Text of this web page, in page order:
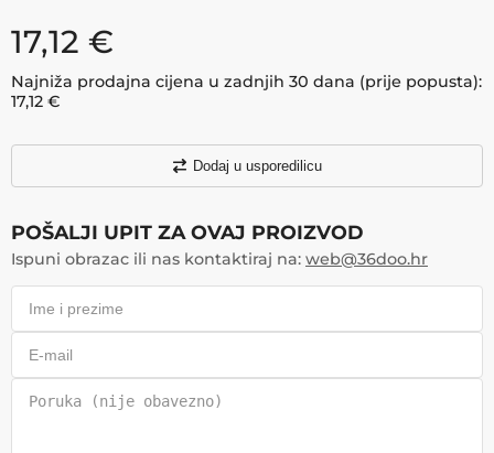
17,12 €
Najniža prodajna cijena u zadnjih 30 dana (prije popusta):
17,12 €
Dodaj u usporedilicu
POŠALJI UPIT ZA OVAJ PROIZVOD
Ispuni obrazac ili nas kontaktiraj na: web@36doo.hr